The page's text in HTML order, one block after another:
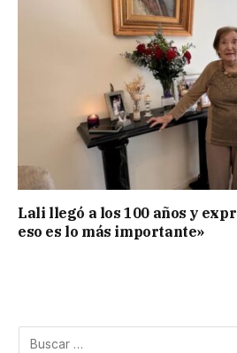
Lali llegó a los 100 años y
eso es lo más importante»